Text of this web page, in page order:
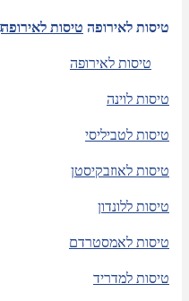
טיסות לאירופה טיסות לאירופה
טיסות לאירופה
טיסות לוינה
טיסות לטביליסי
טיסות לאוזבקיסטן
טיסות ללונדון
טיסות לאמסטרדם
טיסות למדריד